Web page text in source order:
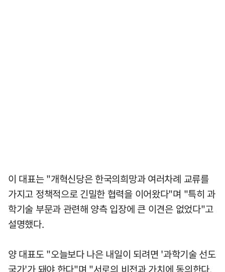
이 대표는 "개혁신당은 한국의희망과 여러차례 교류를
가지고 정책적으로 긴밀한 협력을 이어왔다"며 "특히 과
학기술 부문과 관련해 양측 입장에 큰 이견은 없었다"고
설명했다.
양 대표도 "오늘보다 나은 내일이 되려면 '과학기술 선도
국가'가 돼야 한다"며 "서로의 비전과 가치에 동의한다.